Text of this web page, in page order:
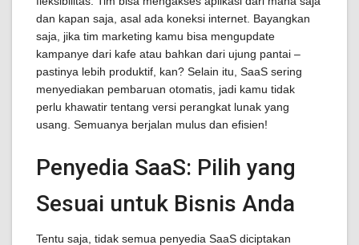
dan kapan saja, asal ada koneksi internet. Bayangkan
saja, jika tim marketing kamu bisa mengupdate
kampanye dari kafe atau bahkan dari ujung pantai –
pastinya lebih produktif, kan? Selain itu, SaaS sering
menyediakan pembaruan otomatis, jadi kamu tidak
perlu khawatir tentang versi perangkat lunak yang
usang. Semuanya berjalan mulus dan efisien!
Penyedia SaaS: Pilih yang
Sesuai untuk Bisnis Anda
Tentu saja, tidak semua penyedia SaaS diciptakan